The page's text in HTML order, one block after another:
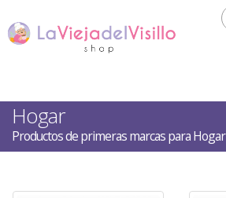
Hogar
Productos de primeras marcas para Hogar